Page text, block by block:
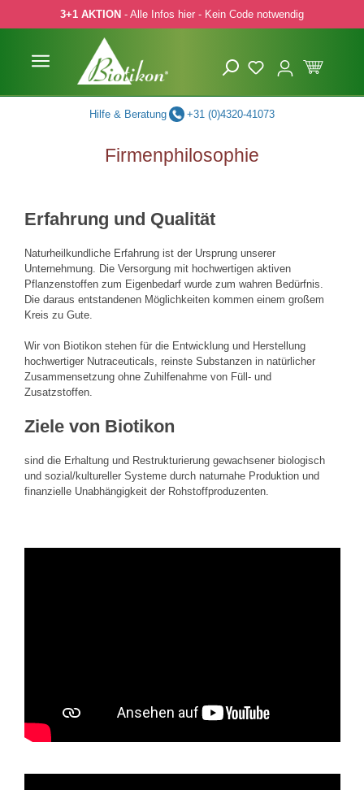
Hauptinhalt springen
Zur Suche springen
Zur Hauptnavigation springen
3+1 AKTION - Alle Infos hier - Kein Code notwendig
Hilfe & Beratung +31 (0)4320-41073
Firmenphilosophie
Erfahrung und Qualität
Naturheilkundliche Erfahrung ist der Ursprung unserer
Unternehmung. Die Versorgung mit hochwertigen aktiven
Pflanzenstoffen zum Eigenbedarf wurde zum wahren Bedürfnis.
Die daraus entstandenen Möglichkeiten kommen einem großem
Kreis zu Gute.
Wir von Biotikon stehen für die Entwicklung und Herstellung
hochwertiger Nutraceuticals, reinste Substanzen in natürlicher
Zusammensetzung ohne Zuhilfenahme von Füll- und
Zusatzstoffen.
Ziele von Biotikon
sind die Erhaltung und Restrukturierung gewachsener biologisch
und sozial/kultureller Systeme durch naturnahe Produktion und
finanzielle Unabhängigkeit der Rohstoffproduzenten.